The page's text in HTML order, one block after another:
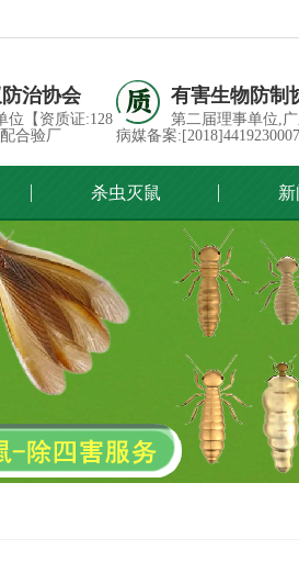
治协会
位【资质证:128
合验厂
有害生物防制
第二届理事单位,
病媒备案:[2018]4419230007
杀虫灭鼠